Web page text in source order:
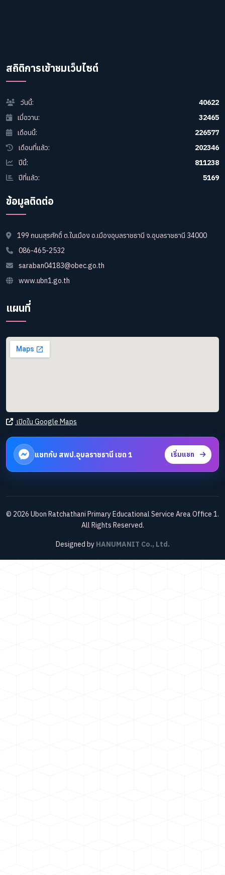
สถิติการเข้าชมเว็บไซต์
วันนี้:
40622
เมื่อวาน:
32465
เดือนนี้:
226577
เดือนที่แล้ว:
202346
ปีนี้:
811238
ปีที่แล้ว:
5169
ข้อมูลติดต่อ
199 ถนนสุรศักดิ์ ต.ในเมือง อ.เมืองอุบลราชธานี จ.อุบลราชธานี 34000
086-465-2532
saraban04183@obec.go.th
www.ubn1.go.th
แผนที่
เปิดใน Google Maps
แชทกับ สพป.อุบลราชธานี เขต 1 เริ่มแชท
© 2026 Ubon Ratchathani Primary Educational Service Area Office 1.
All Rights Reserved.
Designed by HANUMANIT Co., Ltd.